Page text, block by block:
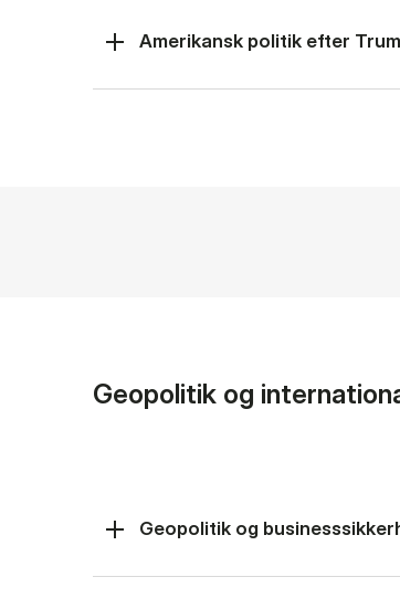
Amerikansk politik efter
Geopolitik og
Geopolitik og